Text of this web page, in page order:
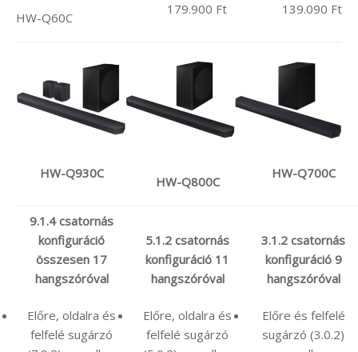
HW-Q60C
179.900 Ft 139.090 Ft
HW-Q930C
HW-Q800C
HW-Q700C
9.1.4 csatornás
konfiguráció
összesen 17
hangszóróval
Előre, oldalra és
felfelé sugárzó
5.1.2 csatornás
konfiguráció 11
hangszóróval
Előre, oldalra és
felfelé sugárzó
3.1.2 csatornás
konfiguráció 9
hangszóróval
Előre és felfelé
sugárzó (3.0.2)